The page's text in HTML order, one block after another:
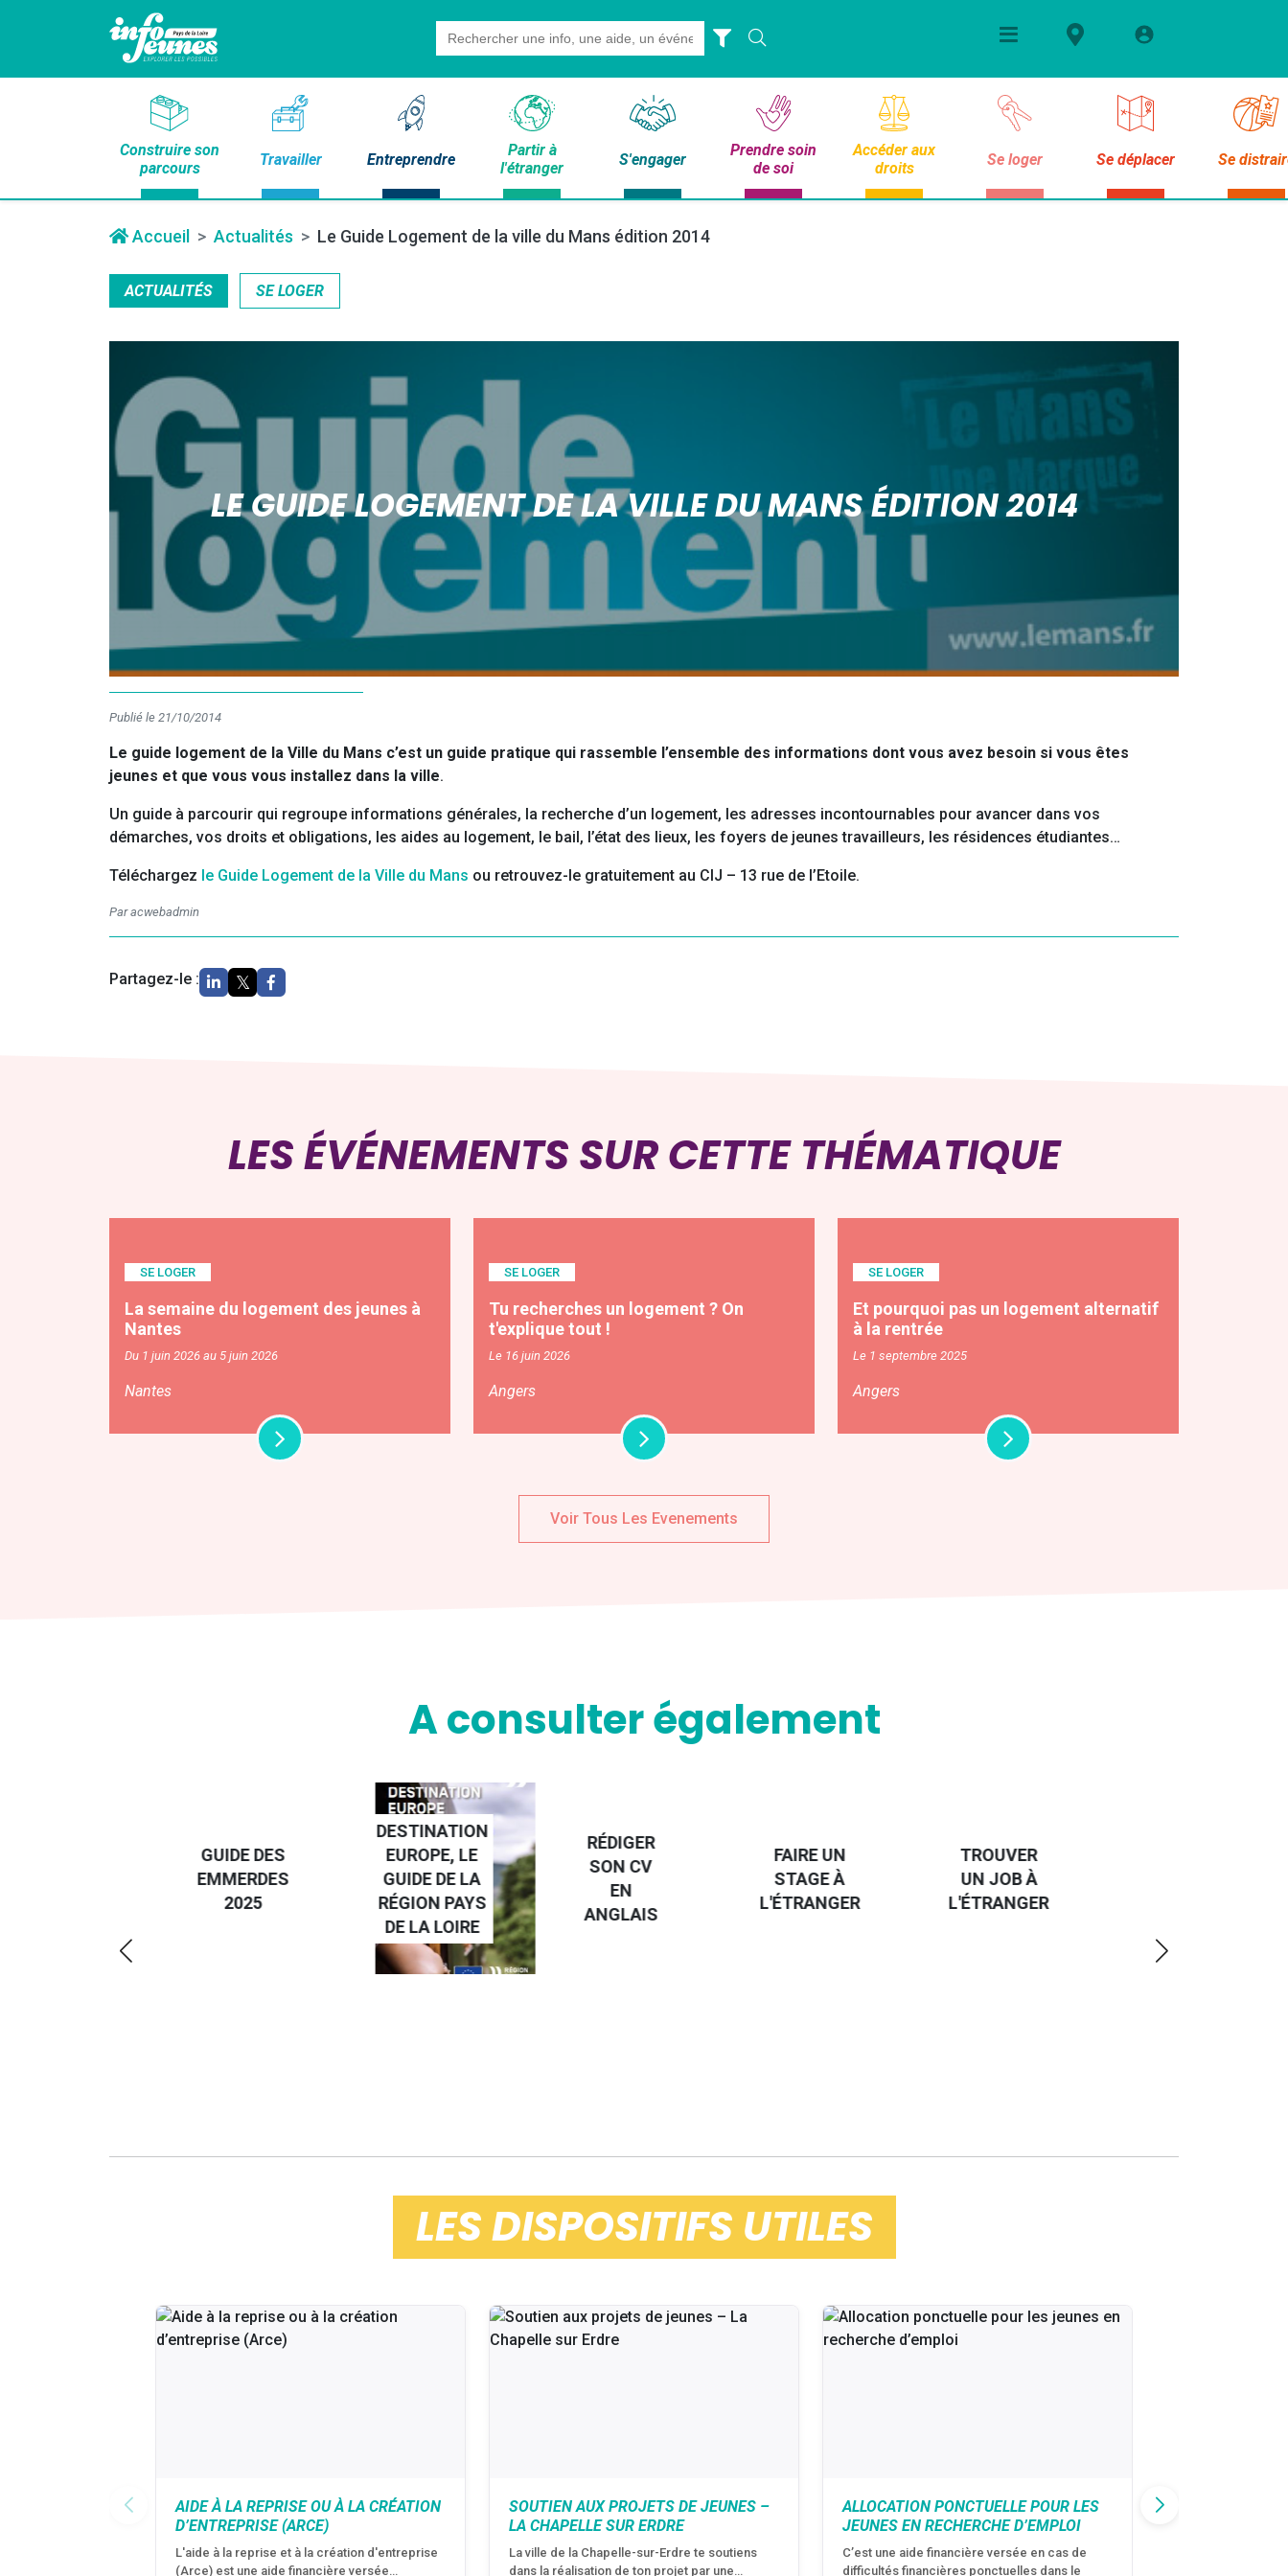
Search
for:
Construire son
parcours
Travailler Entreprendre
Partir à
l'étranger
S'engager
Prendre soin
de soi
Accéder aux
droits
Se loger Se déplacer Se
Accueil Actualités Le Guide Logement de la ville du Mans édition 2014
ACTUALITÉS SE LOGER
LE GUIDE LOGEMENT DE LA VILLE DU MANS ÉDITION 2014
Publié le 21/10/2014
Le guide logement de la Ville du Mans c’est un guide pratique qui rassemble l’ensemble des informations dont vous avez besoin si vous êtes
jeunes et que vous vous installez dans la ville.
Un guide à parcourir qui regroupe informations générales, la recherche d’un logement, les adresses incontournables pour avancer dans vos
démarches, vos droits et obligations, les aides au logement, le bail, l’état des lieux, les foyers de jeunes travailleurs, les résidences étudiantes…
Téléchargez le Guide Logement de la Ville du Mans ou retrouvez-le gratuitement au CIJ – 13 rue de l’Etoile.
Par acwebadmin
Partagez-le :
LES ÉVÉNEMENTS SUR CETTE THÉMATIQUE
SE LOGER
La semaine du logement des jeunes à
Nantes
Du 1 juin 2026 au 5 juin 2026
Nantes
SE LOGER
Tu recherches un logement ? On
t'explique tout !
Le 16 juin 2026
Angers
SE LOGER
Et pourquoi pas un logement alternatif
à la rentrée
Le 1 septembre 2025
Angers
Voir Tous Les Evenements
A consulter également
GUIDE DES
EMMERDES
2025
DESTINATION
EUROPE, LE
GUIDE DE LA
RÉGION PAYS
DE LA LOIRE
RÉDIGER
SON CV
EN
ANGLAIS
FAIRE UN
STAGE À
L'ÉTRANGER
TROUVER
UN JOB À
L'ÉTRANGER
LES DISPOSITIFS UTILES
AIDE À LA REPRISE OU À LA CRÉATION
D’ENTREPRISE (ARCE)
L'aide à la reprise et à la création d'entreprise
(Arce) est une aide financière versée…
SOUTIEN AUX PROJETS DE JEUNES –
LA CHAPELLE SUR ERDRE
La ville de la Chapelle-sur-Erdre te soutiens
dans la réalisation de ton projet par une…
ALLOCATION PONCTUELLE POUR LES
JEUNES EN RECHERCHE D’EMPLOI
C’est une aide financière versée en cas de
difficultés financières ponctuelles dans le